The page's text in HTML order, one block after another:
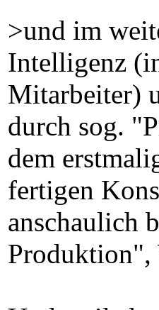
>und im
Intelligenz
Mitarbeiter)
durch sog.
dem
fertigen
anschaulich
Produktion",